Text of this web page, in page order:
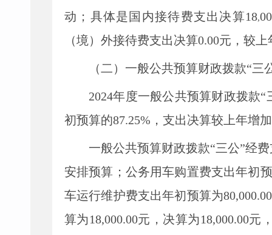
动；具体是国内接待费支出决算18,
（境）外接待费支出决算0.00元，较上
（二）一般公共预算财政拨款“三
2024年度一般公共预算财政拨款“
初预算的87.25%，支出决算较上年增加
一般公共预算财政拨款“三公”经
安排预算；公务用车购置费支出年初
车运行维护费支出年初预算为80,000.00
算为 18,000.00元，决算为 18,000.00元